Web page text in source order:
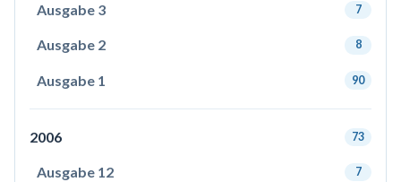
Ausgabe 3 7
Ausgabe 2 8
Ausgabe 1 90
2006 73
Ausgabe 12 7